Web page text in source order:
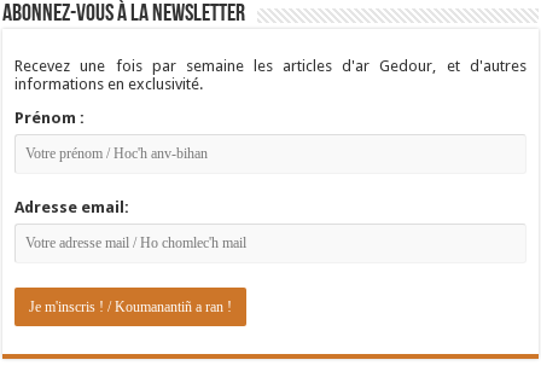
Abonnez-vous à la newsletter
Recevez une fois par semaine les articles d'ar Gedour, et d'autres
informations en exclusivité.
Prénom :
Adresse email: